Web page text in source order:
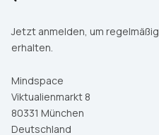
Jetzt anmelden, um
erhalten.
Mindspace
Viktualienmarkt 8
80331 München
Deutschland